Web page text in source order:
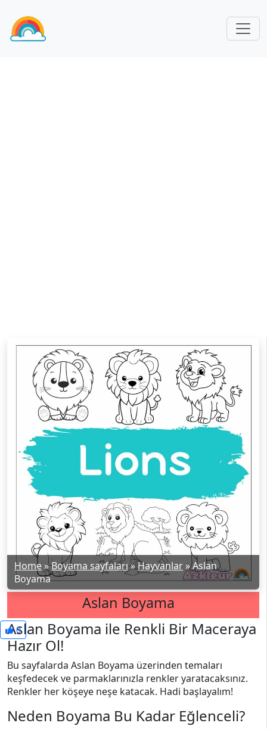
Home »Boyama sayfaları»Hayvanlar »Aslan
Boyama
Aslan Boyama
0
Aslan Boyama ile Renkli Bir Maceraya
Hazır Ol!
Bu sayfalarda Aslan Boyama üzerinden temaları
keşfedecek ve parmaklarınızla renkler yaratacaksınız.
Renkler her köşeye neşe katacak. Hadi başlayalım!
Neden Boyama Bu Kadar Eğlenceli?